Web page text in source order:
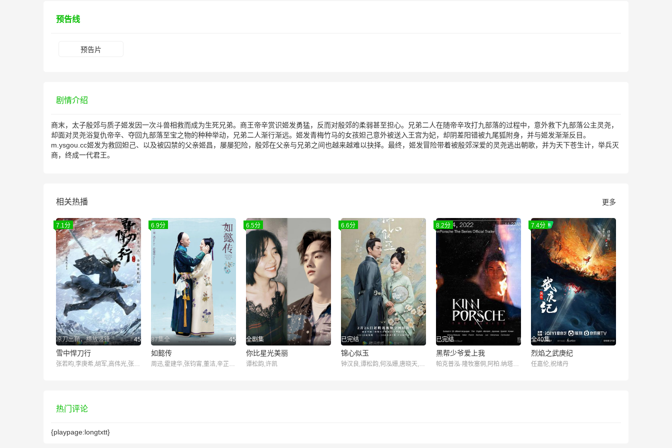
预告线
预告片
剧情介绍
商末，太子殷郊与质子姬发因一次斗兽相救而成为生死兄弟。商王帝辛赏识姬发勇猛，反而对殷郊的柔弱甚至担心。兄弟二人在随帝辛攻打九部落的过程中，意外救下九部落公主灵尧，
却面对灵尧浴复仇帝辛、夺回九部落至宝之物的种种举动，兄弟二人渐行渐远。姬发青梅竹马的女孩妲己意外被送入王宫为妃，却阴差阳错被九尾狐附身，并与姬发渐渐反目。
m.ysgou.cc姬发为救回妲己、以及被囚禁的父亲姬昌，屡屡犯险，殷郊在父亲与兄弟之间也越来越难以抉择。最终，姬发冒险带着被殷郊深爱的灵尧逃出朝歌，并为天下苍生计，举兵灭
商，终成一代君王。
相关热播 更多
7.1分
凉刀出鞘，横放竖锋 45
雪中悍刀行
张若昀,李庚希,胡军,高伟光,张天爱
6.9分
87集全 45
如懿传
周迅,霍建华,张钧甯,董洁,辛芷蕾,童瑶,李纯,邬君梅,胡可
6.5分
全剧集
你比星光美丽
谭松韵,许凯
6.6分
已完结
锦心似玉
钟汉良,谭松韵,何泓姗,唐晓天,吴冕,方晓莉,颖儿,刘芸,李晟
8.2分
已完结
黑帮少爷爱上我
帕克普泓·隆牧塞侗,阿柏.纳塔温.崴唐缇派特,罗一杰,彭劳勒·特基雅特,林亦乐,塔纳育特·达功塔亚,Us Nititorn Akkarachotsopon,Build Jakapan Puttha,佩泰·松楚瓦,纳
7.4分
全40集
烈焰之武庚纪
任嘉伦,祝绪丹
热门评论
{playpage:longtxtt}